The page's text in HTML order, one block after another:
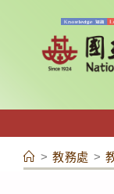
容
> 教務處 >